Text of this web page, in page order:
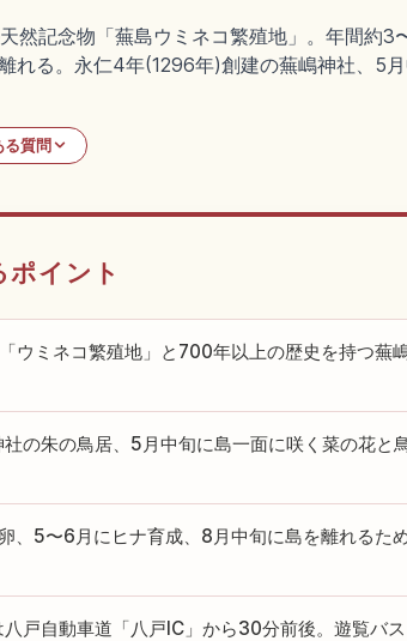
然記念物「蕪島ウミネコ繁殖地」。年間約3
れる。永仁4年(1296年)創建の蕪嶋神社、5
る質問
イント
ウミネコ繁殖地」と700年以上の歴史を持つ蕪
の朱の鳥居、5月中旬に島一面に咲く菜の花と
、5〜6月にヒナ育成、8月中旬に島を離れるた
戸自動車道「八戸IC」から30分前後。遊覧バ